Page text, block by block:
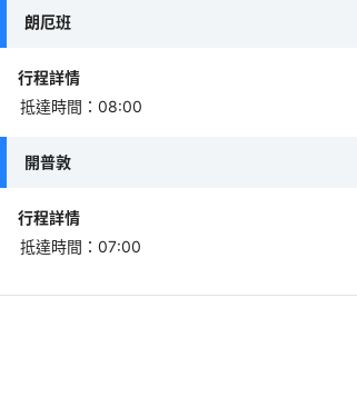
朗厄班
行程詳情
抵達時間 ： 08:00
開普敦
行程詳情
抵達時間 ： 07:00